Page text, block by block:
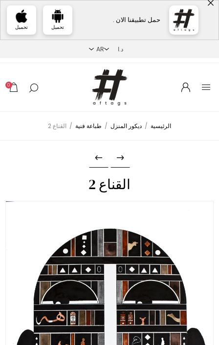
حمل تطبيقنا الان .
تحميل تحميل
0
الرئيسية / ديكور المنزل / طباعة فنية / القناع 2
القناع 2